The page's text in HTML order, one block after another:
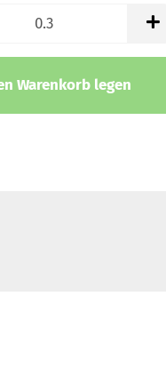
& Walk
Warenkorb legen